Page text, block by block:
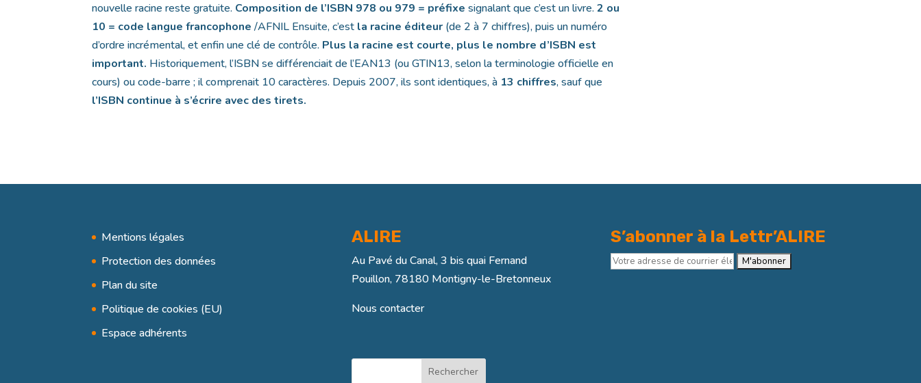
nouvelle racine reste gratuite. Composition de l’ISBN 978 ou 979 = préfixe signalant que c’est un livre.2 ou
10 = code langue francophone /AFNIL Ensuite, c’est la racine éditeur (de 2 à 7 chiffres), puis un numéro
d’ordre incrémental, et enfin une clé de contrôle. Plus la racine est courte, plus le nombre d’ISBN est
important. Historiquement, l’ISBN se différenciait de l’EAN13 (ou GTIN13, selon la terminologie officielle en
cours) ou code-barre ; il comprenait 10 caractères. Depuis 2007, ils sont identiques, à 13 chiffres, sauf que
l’ISBN continue à s’écrire avec des tirets.
Mentions légales
Protection des données
Plan du site
Politique de cookies (EU)
Espace adhérents
ALIRE
Au Pavé du Canal, 3 bis quai Fernand
Pouillon, 78180 Montigny-le-Bretonneux
Nous contacter
Rechercher
S’abonner à la Lettr’ALIRE